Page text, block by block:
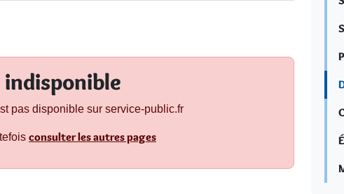
indisponible
pas disponible sur service-public.fr
consulter les autres pages